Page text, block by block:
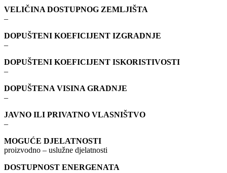
VELIČINA DOSTUPNOG ZEMLJIŠTA
–
DOPUŠTENI KOEFICIJENT IZGRADNJE
–
DOPUŠTENI KOEFICIJENT ISKORISTIVOSTI
–
DOPUŠTENA VISINA GRADNJE
–
JAVNO ILI PRIVATNO VLASNIŠTVO
–
MOGUĆE DJELATNOSTI
proizvodno – uslužne djelatnosti
DOSTUPNOST ENERGENATA